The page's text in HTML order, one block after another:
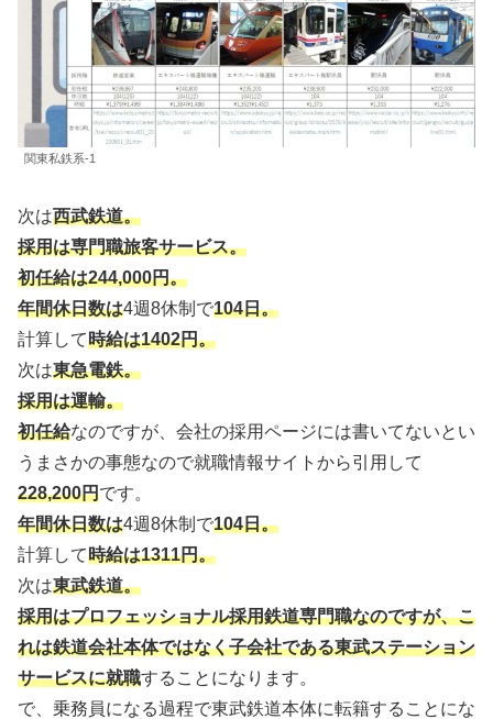
関東私鉄系-1
次は西武鉄道。
採用は専門職旅客サービス。
初任給は244,000円。
年間休日数は4週8休制で104日。
計算して時給は1402円。
次は東急電鉄。
採用は運輸。
初任給なのですが、会社の採用ページには書いてないとい
うまさかの事態なので就職情報サイトから引用して
228,200円です。
年間休日数は4週8休制で104日。
計算して時給は1311円。
次は東武鉄道。
採用はプロフェッショナル採用鉄道専門職なのですが、こ
れは鉄道会社本体ではなく子会社である東武ステーション
サービスに就職することになります。
で、乗務員になる過程で東武鉄道本体に転籍することにな